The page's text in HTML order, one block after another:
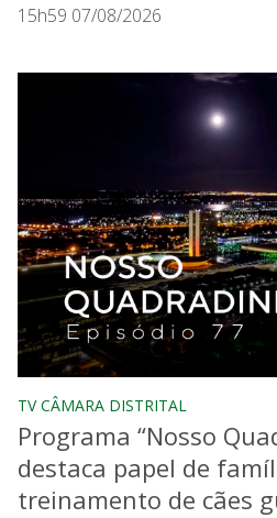
15h59 07/08/2026
TV CÂMARA DISTRITAL
Programa “Nosso
destaca papel de
treinamento de cães